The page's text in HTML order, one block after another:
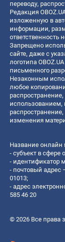
переводу,
Редакция
изложенную в
информации,
ответственность
Запрещено
сайте, даже с
логотипа
письменного
Незаконным
любое
использованием,
изменения
Название онлайн
- субъект в сфере
- идентификатор
- почтовый адрес
01013;
- адрес
585 46 20
© 2026 Все права